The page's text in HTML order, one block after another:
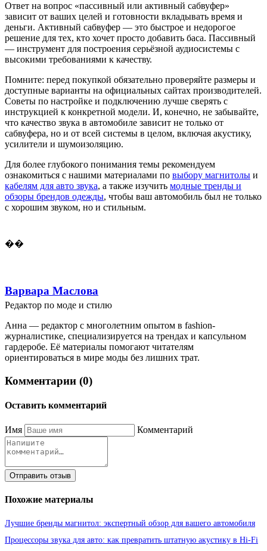
Ответ на вопрос «пассивный или активный сабвуфер»
зависит от ваших целей и готовности вкладывать время и
деньги. Активный сабвуфер — это быстрое и недорогое
решение для тех, кто хочет просто добавить баса. Пассивный
— инструмент для построения серьёзной аудиосистемы с
высокими требованиями к качеству.
Помните: перед покупкой обязательно проверяйте размеры и
доступные варианты на официальных сайтах производителей.
Советы по настройке и подключению лучше сверять с
инструкцией к конкретной модели. И, конечно, не забывайте,
что качество звука в автомобиле зависит не только от
сабвуфера, но и от всей системы в целом, включая акустику,
усилители и шумоизоляцию.
Для более глубокого понимания темы рекомендуем
ознакомиться с нашими материалами по выбору магнитолы и
кабелям для авто звука, а также изучить модные тренды и
обзоры брендов одежды, чтобы ваш автомобиль был не только
с хорошим звуком, но и стильным.
��
Варвара Маслова
Редактор по моде и стилю
Анна — редактор с многолетним опытом в fashion-
журналистике, специализируется на трендах и капсульном
гардеробе. Её материалы помогают читателям
ориентироваться в мире моды без лишних трат.
Комментарии (0)
Оставить комментарий
Имя Комментарий
Отправить отзыв
Похожие материалы
Лучшие бренды магнитол: экспертный обзор для вашего автомобиля
Процессоры звука для авто: как превратить штатную акустику в Hi-Fi